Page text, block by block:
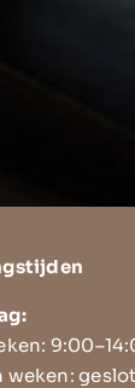
weken: